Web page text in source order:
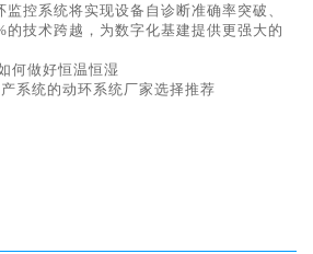
控系统将实现设备自诊断准确率突破、
的技术跨越，为数字化基建提供更强大的
何做好恒温恒湿
系统的动环系统厂家选择推荐